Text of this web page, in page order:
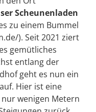
Scheunenladen
zu einem Bummel
). Seit 2021 ziert
gemütliches
entlang der
geht es nun ein
Hier ist eine
wenigen Metern